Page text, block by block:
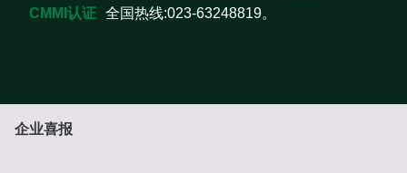
CMMI认证 全国热线:023-63248819。
企业喜报